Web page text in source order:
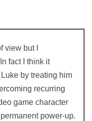
view but I
fact I think it
by treating him
recurring
game character
power-up.